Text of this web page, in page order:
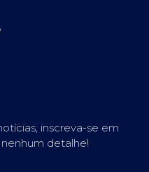
inscreva-se em
detalhe!